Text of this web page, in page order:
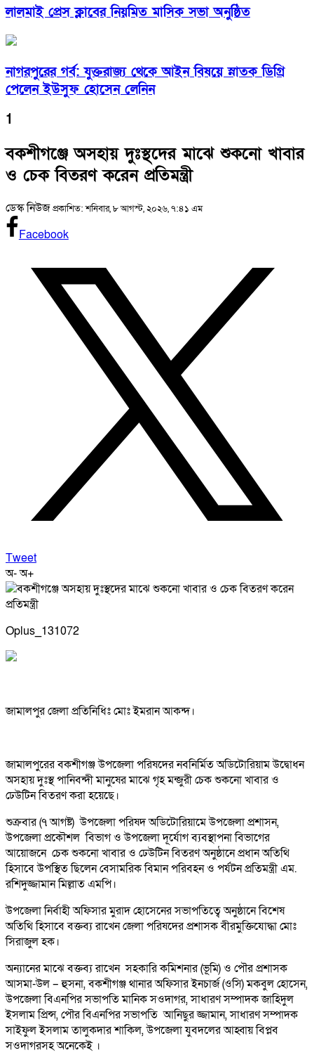
লালমাই প্রেস ক্লাবের নিয়মিত মাসিক সভা অনুষ্ঠিত
নাগরপুরের গর্ব: যুক্তরাজ্য থেকে আইন বিষয়ে স্নাতক ডিগ্রি
পেলেন ইউসুফ হোসেন লেনিন
1
বকশীগঞ্জে অসহায় দুঃস্থদের মাঝে শুকনো খাবার
ও চেক বিতরণ করেন প্রতিমন্ত্রী
ডেস্ক নিউজপ্রকাশিত: শনিবার, ৮ আগস্ট, ২০২৬, ৭:৪১ এম
Facebook
Tweet
অ-অ+
Oplus_131072
জামালপুর জেলা প্রতিনিধিঃ মোঃ ইমরান আকন্দ।
জামালপুরের বকশীগঞ্জ উপজেলা পরিষদের নবনির্মিত অডিটোরিয়াম উদ্বোধন
অসহায় দুঃস্থ পানিবন্দী মানুষের মাঝে গৃহ মন্জুরী চেক শুকনো খাবার ও
ঢেউটিন বিতরণ করা হয়েছে।
শুক্রবার (৭ আগষ্ট) উপজেলা পরিষদ অডিটোরিয়ামে উপজেলা প্রশাসন,
উপজেলা প্রকৌশল বিভাগ ও উপজেলা দূর্যোগ ব্যবস্থাপনা বিভাগের
আয়োজনে চেক শুকনো খাবার ও ঢেউটিন বিতরণ অনুষ্ঠানে প্রধান অতিথি
হিসাবে উপস্থিত ছিলেন বেসামরিক বিমান পরিবহন ও পর্যটন প্রতিমন্ত্রী এম.
রশিদুজ্জামান মিল্লাত এমপি।
উপজেলা নির্বাহী অফিসার মুরাদ হোসেনের সভাপতিত্বে অনুষ্ঠানে বিশেষ
অতিথি হিসাবে বক্তব্য রাখেন জেলা পরিষদের প্রশাসক বীরমুক্তিযোদ্ধা মোঃ
সিরাজুল হক।
অন্যানের মাঝে বক্তব্য রাখেন সহকারি কমিশনার (ভূমি) ও পৌর প্রশাসক
আসমা-উল – হুসনা, বকশীগঞ্জ থানার অফিসার ইনচার্জ (ওসি) মকবুল হোসেন,
উপজেলা বিএনপির সভাপতি মানিক সওদাগর, সাধারণ সম্পাদক জাহিদুল
ইসলাম প্রিন্স, পৌর বিএনপির সভাপতি আনিছুর জ্জামান, সাধারণ সম্পাদক
সাইফুল ইসলাম তালুকদার শাকিল, উপজেলা যুবদলের আহ্বায় বিপ্লব
সওদাগরসহ অনেকেই ।